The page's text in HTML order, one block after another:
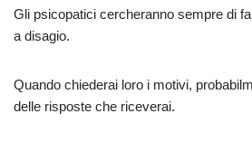
Gli psicopatici cercheranno sempre di
a disagio.
Quando chiederai loro i motivi,
delle risposte che riceverai.